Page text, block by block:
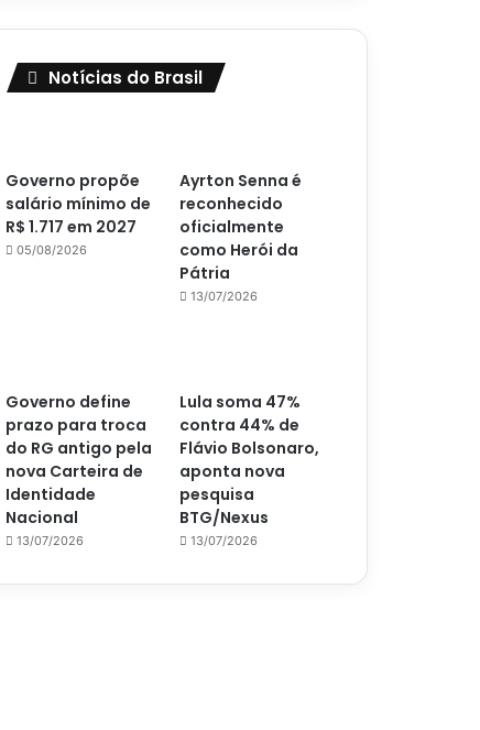
Notícias do Brasil
Governo propõe
salário mínimo de
R$ 1.717 em 2027
05/08/2026
Ayrton Senna é
reconhecido
oficialmente
como Herói da
Pátria
13/07/2026
Governo define
prazo para troca
do RG antigo pela
nova Carteira de
Identidade
Nacional
13/07/2026
Lula soma 47%
contra 44% de
Flávio Bolsonaro,
aponta nova
pesquisa
BTG/Nexus
13/07/2026